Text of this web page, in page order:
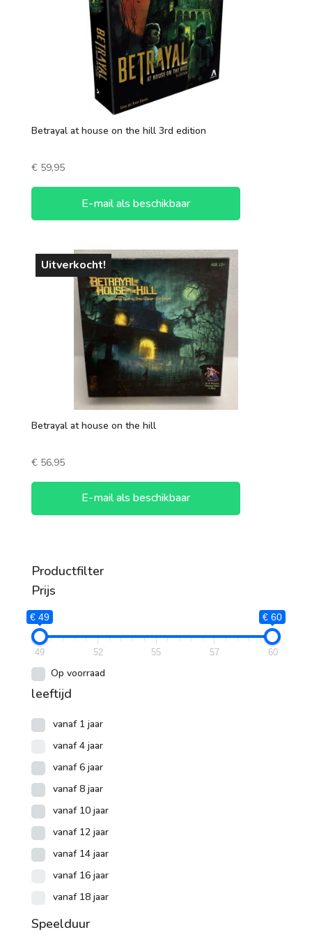
90-120 minuten
120+ minuten
Aantal spelers
3 spelers
4 spelers
5 spelers
6 spelers
Betrayal at house on the hill 3rd edition
€59,95
E-mail als beschikbaar
Uitverkocht!
Betrayal at house on the hill
€56,95
E-mail als beschikbaar
Productfilter
Prijs
€ 49 € 60
49 52 55 57 60
Op voorraad
leeftijd
vanaf 1 jaar
vanaf 4 jaar
vanaf 6 jaar
vanaf 8 jaar
vanaf 10 jaar
vanaf 12 jaar
vanaf 14 jaar
vanaf 16 jaar
vanaf 18 jaar
Speelduur